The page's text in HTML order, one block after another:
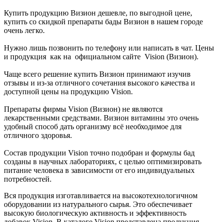
Купить продукцию Визион дешевле, по выгодной цене,
купить со скидкой препараты бады Визион в нашем городе
очень легко.
Нужно лишь позвонить по телефону или написать в чат. Цены
и продукция как на официальном сайте Vision (Визион).
Чаще всего решение купить Визион принимают изучив
отзывы и из-за отличного сочетания высокого качества и
доступной цены на продукцию Vision.
Препараты фирмы Vision (Визион) не являются
лекарственными средствами. Визион витамины это очень
удобный способ дать организму всё необходимое для
отличного здоровья.
Состав продукции Vision точно подобран и формулы бад
созданы в научных лабораториях, с целью оптимизировать
питание человека в зависимости от его индивидуальных
потребностей.
Вся продукция изготавливается на высокотехнологичном
оборудовании из натурального сырья. Это обеспечивает
высокую биологическую активность и эффективность